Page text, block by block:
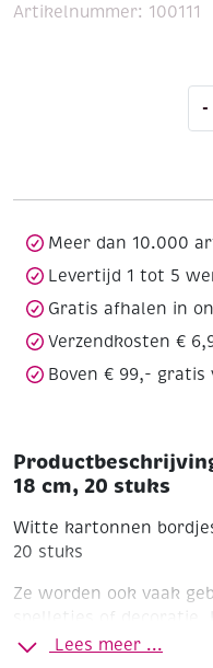
-
Artikelnummer: 100111
Meer dan 10.000
Levertijd 1 tot 5
Gratis afhalen in
Verzendkosten €
Boven € 99,- gratis
18 cm, 20 stuks
Witte kartonnen
20 stuks
Ze worden ook vaak
spelletjes of decoratie.
🎨 1. Bordjes
Lees meer ...